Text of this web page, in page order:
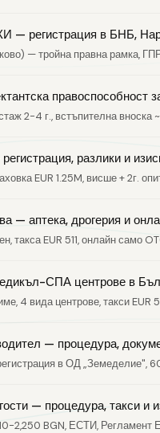
— регистрация в БНБ,
— тройна правна рамка,
правоспособност
2-4 г., встъпителна вноска
разлики и
EUR 1.25M, висше + 2г.
— аптека, дрогерия и
EUR 511, онлайн само
СПА центрове в
4 вида центрове, такси EUR
— процедура,
в ОД „Земеделие",
— процедура, такси и
2,250 BGN, ЕСТИ,